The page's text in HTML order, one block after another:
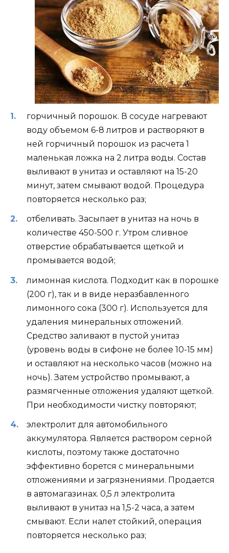
горчичный порошок. В сосуде нагревают
воду объемом 6-8 литров и растворяют в
ней горчичный порошок из расчета 1
маленькая ложка на 2 литра воды. Состав
выливают в унитаз и оставляют на 15-20
минут, затем смывают водой. Процедура
повторяется несколько раз;
отбеливать. Засыпает в унитаз на ночь в
количестве 450-500 г. Утром сливное
отверстие обрабатывается щеткой и
промывается водой;
лимонная кислота. Подходит как в порошке
(200 г), так и в виде неразбавленного
лимонного сока (300 г). Используется для
удаления минеральных отложений.
Средство заливают в пустой унитаз
(уровень воды в сифоне не более 10-15 мм)
и оставляют на несколько часов (можно на
ночь). Затем устройство промывают, а
размягченные отложения удаляют щеткой.
При необходимости чистку повторяют;
электролит для автомобильного
аккумулятора. Является раствором серной
кислоты, поэтому также достаточно
эффективно борется с минеральными
отложениями и загрязнениями. Продается
в автомагазинах. 0,5 л электролита
выливают в унитаз на 1,5-2 часа, а затем
смывают. Если налет стойкий, операция
повторяется несколько раз;